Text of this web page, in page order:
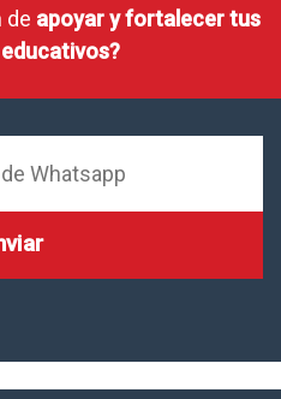
de apoyar y fortalecer tus